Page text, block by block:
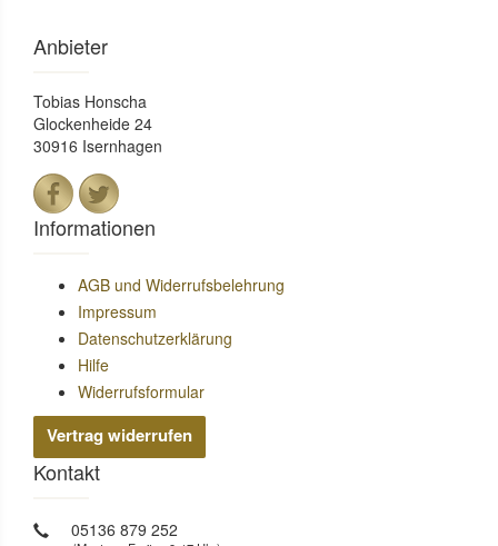
Anbieter
Tobias Honscha
Glockenheide 24
30916 Isernhagen
Informationen
AGB und Widerrufsbelehrung
Impressum
Datenschutzerklärung
Hilfe
Widerrufsformular
Vertrag widerrufen
Kontakt
05136 879 252